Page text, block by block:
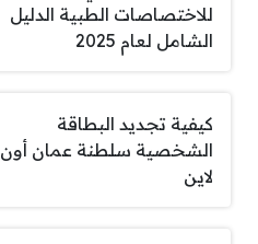
للاختصاصات الطبية الدليل
الشامل لعام 2025
كيفية تجديد البطاقة
الشخصية سلطنة عمان أون
لاين